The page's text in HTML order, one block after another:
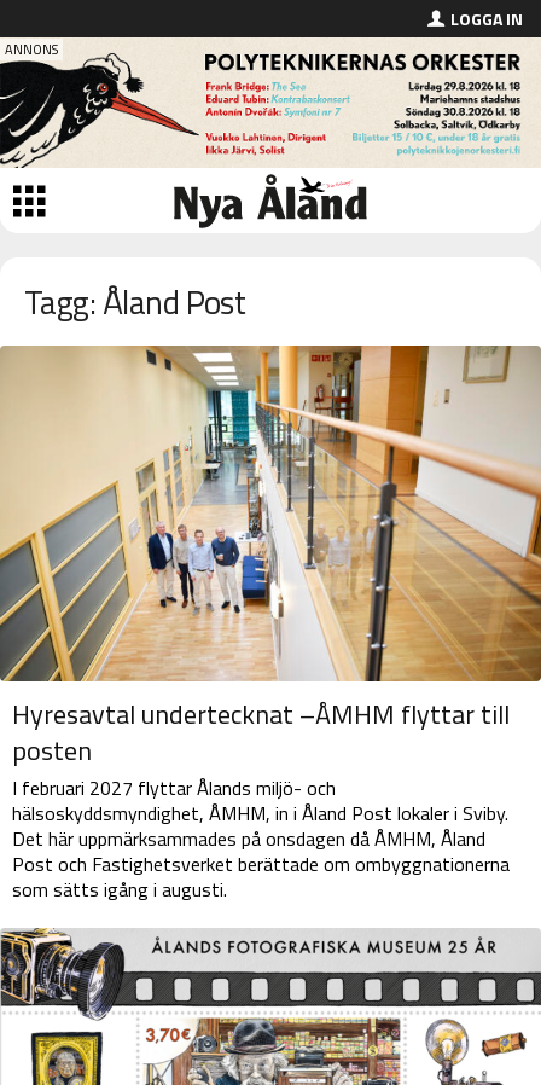
LOGGA IN
Tagg: Åland Post
Hyresavtal undertecknat –ÅMHM flyttar till
posten
I februari 2027 flyttar Ålands miljö- och
hälsoskyddsmyndighet, ÅMHM, in i Åland Post lokaler i Sviby.
Det här uppmärksammades på onsdagen då ÅMHM, Åland
Post och Fastighetsverket berättade om ombyggnationerna
som sätts igång i augusti.